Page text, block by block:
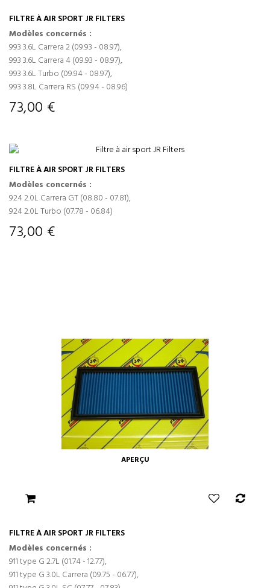
FILTRE À AIR SPORT JR FILTERS
Modèles concernés :
993 3.6L Carrera 2 (09.93 - 08.97),
993 3.6L Carrera 4 (09.93 - 08.97),
993 3.6L Turbo (09.94 - 08.97),
993 3.8L Carrera RS (09.94 - 08.96)
73,00 €
FILTRE À AIR SPORT JR FILTERS
Modèles concernés :
924 2.0L Carrera GT (08.80 - 07.81),
924 2.0L Turbo (07.78 - 06.84)
73,00 €
APERÇU
FILTRE À AIR SPORT JR FILTERS
Modèles concernés :
911 type G 2.7L (01.74 - 12.77),
911 type G 3.0L Carrera (09.75 - 06.77),